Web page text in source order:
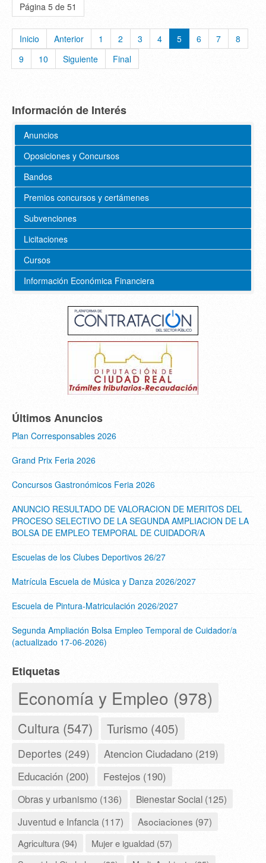
Página 5 de 51
Inicio Anterior 1 2 3 4 5 6 7
8
9
10 Siguiente Final
Información de Interés
Anuncios
Oposiciones y Concursos
Bandos
Premios concursos y certámenes
Subvenciones
Licitaciones
Cursos
Información Económica Financiera
Últimos Anuncios
Plan Corresponsables 2026
Grand Prix Feria 2026
Concursos Gastronómicos Feria 2026
ANUNCIO RESULTADO DE VALORACION DE MERITOS DEL
PROCESO SELECTIVO DE LA SEGUNDA AMPLIACION DE LA
BOLSA DE EMPLEO TEMPORAL DE CUIDADOR/A
Escuelas de los Clubes Deportivos 26/27
Matrícula Escuela de Música y Danza 2026/2027
Escuela de Pintura-Matriculación 2026/2027
Segunda Ampliación Bolsa Empleo Temporal de Cuidador/a
(actualizado 17-06-2026)
Etiquetas
Economía y Empleo (978)
Cultura (547) Turismo (405)
Deportes (249) Atencion Ciudadano (219)
Educación (200) Festejos (190)
Obras y urbanismo (136)
Bienestar Social (125)
Juventud e Infancia (117)
Asociaciones (97)
Agricultura (94)
Mujer e igualdad (57)